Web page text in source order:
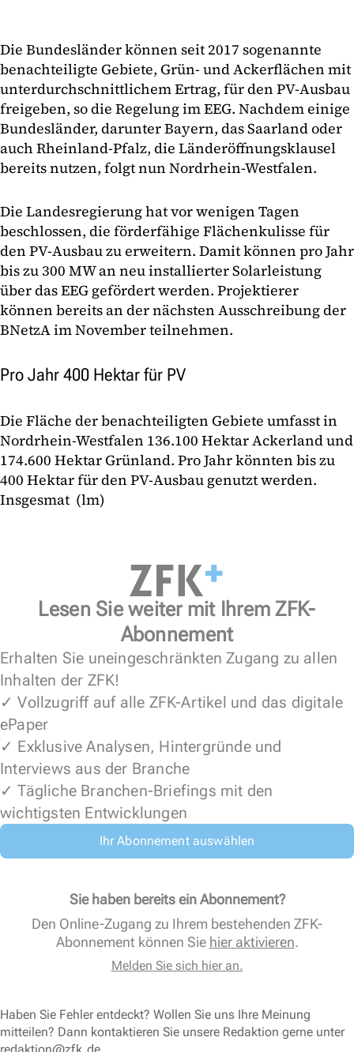
Die Bundesländer können seit 2017 sogenannte
benachteiligte Gebiete, Grün- und Ackerflächen mit
unterdurchschnittlichem Ertrag, für den PV-Ausbau
freigeben, so die Regelung im EEG. Nachdem einige
Bundesländer, darunter Bayern, das Saarland oder
auch Rheinland-Pfalz, die Länderöffnungsklausel
bereits nutzen, folgt nun Nordrhein-Westfalen.
Die Landesregierung hat vor wenigen Tagen
beschlossen, die förderfähige Flächenkulisse für
den PV-Ausbau zu erweitern. Damit können pro Jahr
bis zu 300 MW an neu installierter Solarleistung
über das EEG gefördert werden. Projektierer
können bereits an der nächsten Ausschreibung der
BNetzA im November teilnehmen.
Pro Jahr 400 Hektar für PV
Die Fläche der benachteiligten Gebiete umfasst in
Nordrhein-Westfalen 136.100 Hektar Ackerland und
174.600 Hektar Grünland. Pro Jahr könnten bis zu
400 Hektar für den PV-Ausbau genutzt werden.
Insgesmat (lm)
Lesen Sie weiter mit Ihrem ZFK-
Abonnement
Erhalten Sie uneingeschränkten Zugang zu allen
Inhalten der ZFK!
✓ Vollzugriff auf alle ZFK-Artikel und das digitale
ePaper
✓ Exklusive Analysen, Hintergründe und
Interviews aus der Branche
✓ Tägliche Branchen-Briefings mit den
wichtigsten Entwicklungen
Ihr Abonnement auswählen
Sie haben bereits ein Abonnement?
Den Online-Zugang zu Ihrem bestehenden ZFK-
Abonnement können Sie hier aktivieren.
Melden Sie sich hier an.
Haben Sie Fehler entdeckt? Wollen Sie uns Ihre Meinung
mitteilen? Dann kontaktieren Sie unsere Redaktion gerne unter